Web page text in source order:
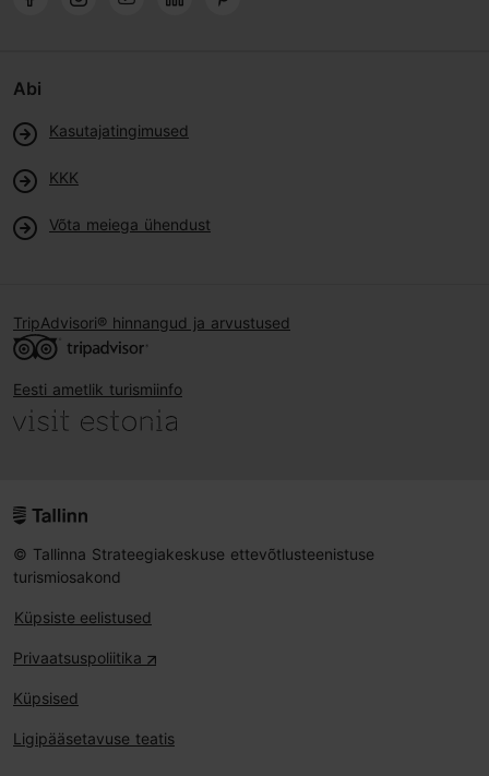
Abi
Kasutajatingimused
KKK
Võta meiega ühendust
TripAdvisori® hinnangud ja arvustused
Eesti ametlik turismiinfo
© Tallinna Strateegiakeskuse ettevõtlusteenistuse
turismiosakond
Küpsiste eelistused
Privaatsuspoliitika
Küpsised
Ligipääsetavuse teatis